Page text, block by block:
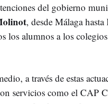
del gobierno
, desde Málaga
los alumnos a los
a través de estas
servicios como el CAP